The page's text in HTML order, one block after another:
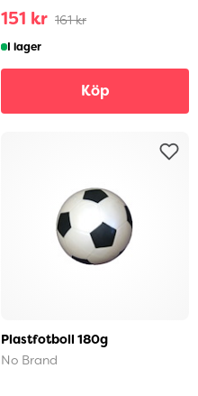
151 kr 161 kr
I lager
Köp
Plastfotboll 180g
No Brand